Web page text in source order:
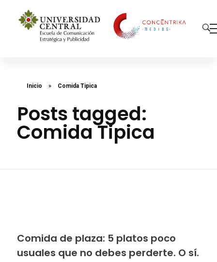
Inicio » Comida Tipica
Posts tagged:
Comida Tipica
Comida de plaza: 5 platos poco
usuales que no debes perderte. O sí.